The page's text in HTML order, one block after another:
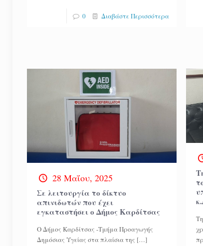
0 Διαβάστε Περισσότερα
28 Μαΐου, 2025
Σε λειτουργία το δίκτυο
απινιδωτών που έχει
εγκαταστήσει ο Δήμος Καρδίτσας
Ο Δήμος Καρδίτσας -Τμήμα Προαγωγής
Δημόσιας Υγείας στα πλαίσια της […]